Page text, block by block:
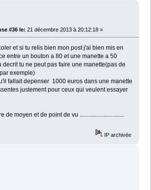
#36 le: 21 décembre 2013 à 20:12:18 »
et si tu relis bien mon post j'ai bien mis en
entre un bouton a 80 et une manette a 50
decrit tu ne peut pas faire une manette(pas de
exemple)
fallait depenser 1000 euros dans une manette
justement pour ceux qui veulent essayer
de moyen et de point de vu ..............................
IP archivée